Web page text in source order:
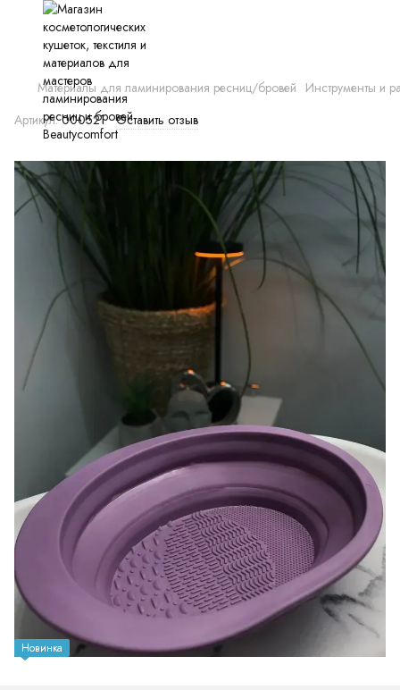
Материалы для ламинирования ресниц/бровей Инструменты и
Артикул:000521 Оставить отзыв
Новинка